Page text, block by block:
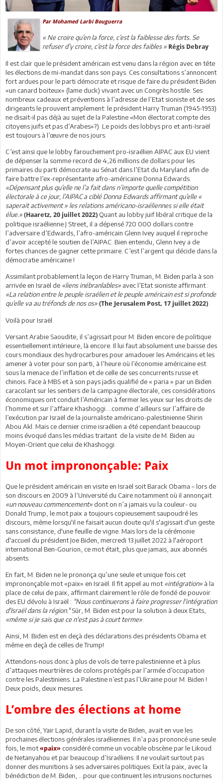
Par Mohamed Larbi Bouguerra
« Ne croire qu’en la force, c’est la faiblesse des forts. Se
refuser d’y croire, c’est la force des faibles » Régis Debray
Il est clair que le président américain est venu dans la région avec en tête
les élections de mi-mandat dans son pays. Ces consultations s’annoncent
fort ardues pour le parti démocrate et risque de faire du président Biden
«un canard boiteux» (lame duck) vivant avec un Congrès hostile. Ses
nombreux cadeaux et préventions à l’adresse de l’Etat sioniste et de ses
dirigeants le prouvent amplement: le président Harry Truman (1945-1953)
ne disait-il pas déjà au sujet de la Palestine «Mon électorat compte des
citoyens juifs et pas d’Arabes»?) Le poids des lobbys pro et anti-Israël
est toujours à l’œuvre de nos jours.
C’est ainsi que le lobby farouchement pro-israélien AIPAC aux EU vient
de dépenser la somme record de 4,26 millions de dollars pour les
primaires du parti démocrate au Sénat dans l’Etat du Maryland afin de
faire battre l’ex-représentante afro-américaine Donna Edwards.
«Dépensant plus qu’elle ne l’a fait dans n’importe quelle compétition
électorale à ce jour, l’AIPAC a ciblé Donna Edwards affirmant qu’elle «
saperait activement » les relations américano-israéliennes si elle était
élue.» (Haaretz, 20 juillet 2022) Quant au lobby juif libéral critique de la
politique israélienne J Street, il a dépensé 720 000 dollars contre
l’adversaire d’Edwards, l’afro-américain Glenn Ivey auquel il reproche
d’avoir accepté le soutien de l’AIPAC. Bien entendu, Glenn Ivey a de
fortes chances de gagner cette primaire. C’est l’argent qui décide dans la
démocratie américaine !
Assimilant probablement la leçon de Harry Truman, M. Biden parla à son
arrivée en Israël de «liens inébranlables» avec l’Etat sioniste affirmant :
«La relation entre le peuple israélien et le peuple américain est si profonde
qu’elle va au tréfonds de nos os» (The Jerusalem Post, 17 juillet 2022)
Voilà pour Israël.
Versant Arabie Saoudite, il s’agissait pour M. Biden encore de politique
essentiellement intérieure, là encore. Il lui faut absolument une baisse des
cours mondiaux des hydrocarbures pour amadouer les Américains et les
amener à voter pour son parti, à l’heure où l’économie américaine est
sous la menace de l’inflation et de celle de ses concurrents russe et
chinois. Face à MBS et à son pays jadis qualifié de « paria » par un Biden
caracolant sur les sentiers de la campagne électorale, ces considérations
économiques ont conduit l’Américain à fermer les yeux sur les droits de
l’homme et sur l’affaire Khashoggi….comme d’ailleurs sur l’affaire de
l’exécution par Israël de la journaliste américano-palestinienne Shirin
Abou Akl. Mais ce dernier crime israélien a été cependant beaucoup
moins évoqué dans les médias traitant de la visite de M. Biden au
Moyen-Orient que celui de Khashoggi.
Un mot imprononçable: Paix
Que le président américain en visite en Israël soit Barack Obama – lors de
son discours en 2009 à l’Université du Caire notamment où il annonçait
«un nouveau commencement» dont on n’a jamais vu la couleur- ou
Donald Trump, le mot paix a toujours copieusement saupoudré les
discours, même lorsqu'il ne faisait aucun doute qu'il s'agissait d'un geste
sans consistance, d'une feuille de vigne. Mais lors de la cérémonie
d'accueil du président Joe Biden, mercredi 13 juillet 2022 à l'aéroport
international Ben-Gourion, ce mot était, plus que jamais, aux abonnés
absents.
En fait, M. Biden ne le prononça qu’une seule et unique fois cet
imprononçable mot «paix» en Israël. Il fit appel au mot«intégration» à la
place de celui de paix, affirmant clairement le rôle de fondé de pouvoir
des EU dévolu à Israël : "Nous continuerons à faire progresser l'intégration
d'Israël dans la région."Sûr, M. Biden est pour la solution à deux Etats,
«même si je sais que ce n'est pas à court terme»
Ainsi, M. Biden est en deçà des déclarations des présidents Obama et
même en deçà de celles de Trump!
Attendons-nous donc à plus de vols de terre palestinienne et à plus
d’attaques meurtrières de colons protégés par l’armée d’occupation
contre les Palestiniens. La Palestine n’est pas l’Ukraine pour M. Biden !
Deux poids, deux mesures.
L’ombre des élections at home
De son côté, Yair Lapid, durant la visite de Biden, avait en vue les
prochaines élections générales israéliennes. Il n’a pas prononcé une seule
fois, le mot«paix» considéré comme un vocable obscène par le Likoud
de Netanyahou et par beaucoup d’Israéliens. Il ne voulait surtout pas
donner des munitions à ses adversaires politiques. Exit la paix, avec la
bénédiction de M. Biden, …pour que continuent les intrusions nocturnes